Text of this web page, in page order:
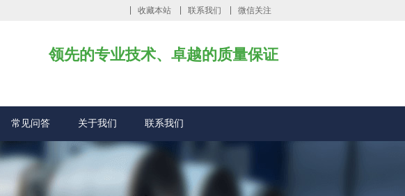
收藏本站 联系我们 微信关注
领先的专业技术、卓越的质量保证
常见问答 关于我们 联系我们